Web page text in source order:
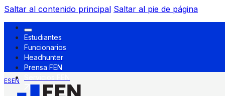
Saltar al contenido principal Saltar al pie de página
Estudiantes
Funcionarios
Headhunter
Prensa FEN
ESEN